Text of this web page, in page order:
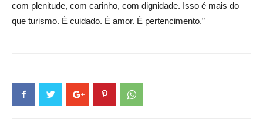
com plenitude, com carinho, com dignidade. Isso é mais do
que turismo. É cuidado. É amor. É pertencimento.”